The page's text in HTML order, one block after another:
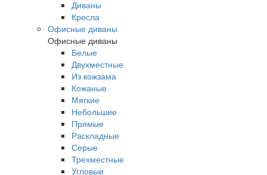
Диваны
Кресла
Офисные диваны
Офисные диваны
Белые
Двухместные
Из кожзама
Кожаные
Мягкие
Небольшие
Прямые
Раскладные
Серые
Трехместные
Угловые